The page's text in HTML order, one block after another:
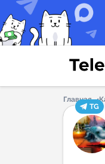
Главная
TG